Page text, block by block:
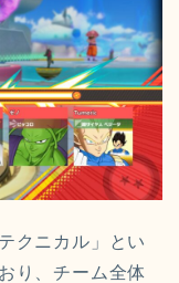
クニカル」とい
り、チーム全体